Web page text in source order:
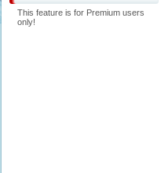
This feature is for Premium users
only!